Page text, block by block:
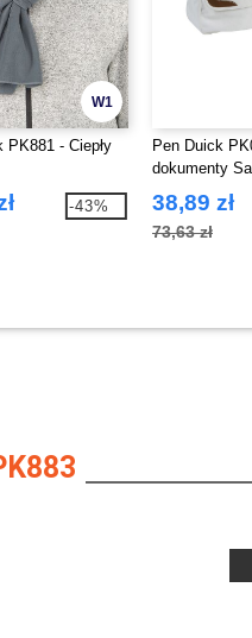
W1
PK881 - Ciepły
-43%
Pen Duick
dokumenty
38,89 zł
73,63 zł